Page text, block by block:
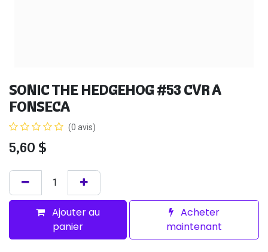
SONIC THE HEDGEHOG #53 CVR A
FONSECA
(0 avis)
5,60 $
Ajouter au
panier
Acheter
maintenant